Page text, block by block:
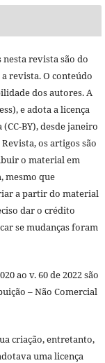
revista são do
revista. O conteúdo
dos autores. A
e adota a licença
BY), desde janeiro
os artigos são
o material em
mesmo que
a partir do material
dar o crédito
se mudanças foram
ao v. 60 de 2022 são
– Não Comercial
criação, entretanto,
uma licença